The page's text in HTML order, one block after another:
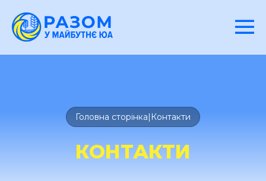
Головна сторінка| Контакти
КОНТАКТИ